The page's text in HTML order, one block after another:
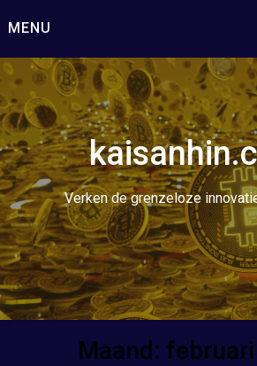
naar
inhoud
MENU
Verken de grenzeloze
Maand: